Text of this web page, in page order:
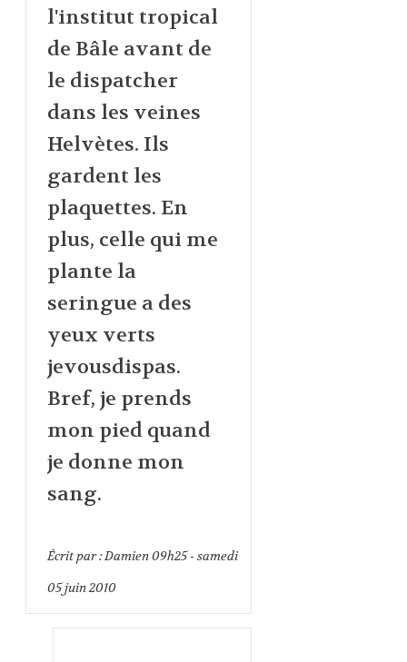
l'institut tropical
de Bâle avant de
le dispatcher
dans les veines
Helvètes. Ils
gardent les
plaquettes. En
plus, celle qui me
plante la
seringue a des
yeux verts
jevousdispas.
Bref, je prends
mon pied quand
je donne mon
sang.
Écrit par :Damien09h25- samedi
05juin 2010